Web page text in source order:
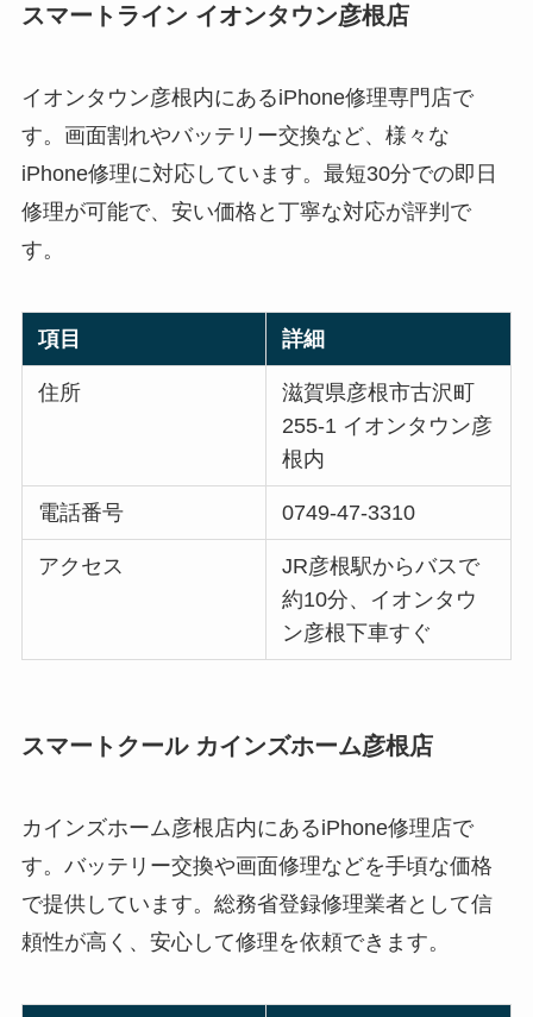
スマートライン イオンタウン彦根店
イオンタウン彦根内にあるiPhone修理専門店で
す。画面割れやバッテリー交換など、様々な
iPhone修理に対応しています。最短30分での即日
修理が可能で、安い価格と丁寧な対応が評判で
す。
項目 詳細
住所
滋賀県彦根市古沢町
255-1 イオンタウン彦
根内
電話番号 0749-47-3310
アクセス
JR彦根駅からバスで
約10分、イオンタウ
ン彦根下車すぐ
スマートクール カインズホーム彦根店
カインズホーム彦根店内にあるiPhone修理店で
す。バッテリー交換や画面修理などを手頃な価格
で提供しています。総務省登録修理業者として信
頼性が高く、安心して修理を依頼できます。